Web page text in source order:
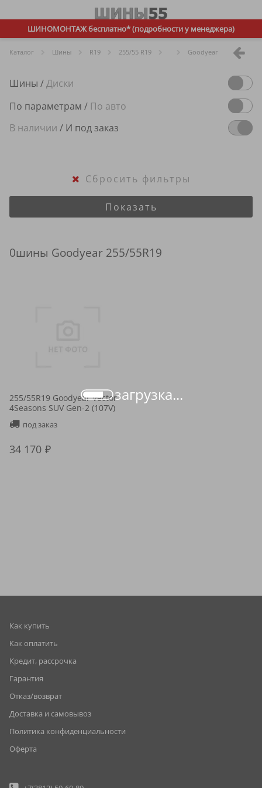
ШИНОМОНТАЖ бесплатно* (подробности у менеджера)
Каталог Шины R19 255/55 R19 Goodyear
Шины /Диски
По параметрам / По авто
В наличии / И под заказ
загрузка...
Показать
Сбросить фильтры
0шины Goodyear 255/55R19
255/55R19 Goodyear Vector
4Seasons SUV Gen-2 (107V)
под заказ
34 170
Как купить
Как оплатить
Кредит, рассрочка
Гарантия
Отказ/возврат
Доставка и самовывоз
Политика конфиденциальности
Оферта